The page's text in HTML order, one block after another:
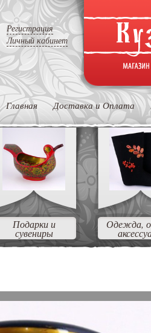
Регистрация
Личный кабинет
Главная Доставка и Оплата
Подарки и
сувениры
Одежда,